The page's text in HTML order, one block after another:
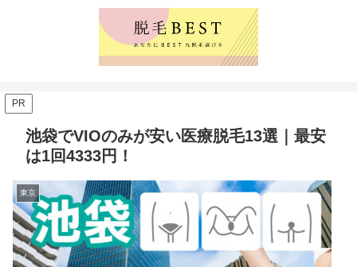
PR
池袋でVIOのみが安い医療脱毛13選｜最安
は1回4333円！
東京